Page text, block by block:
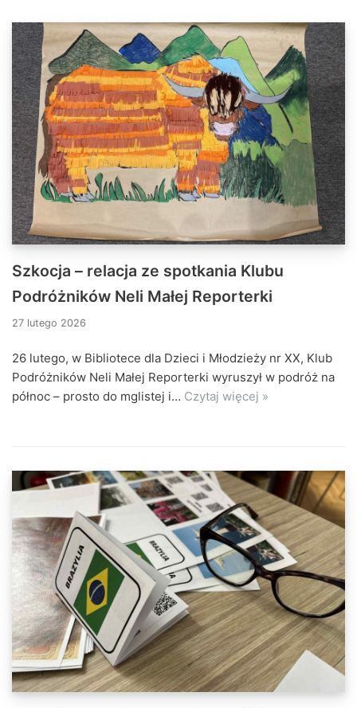
Szkocja – relacja ze spotkania Klubu
Podróżników Neli Małej Reporterki
27 lutego 2026
26 lutego, w Bibliotece dla Dzieci i Młodzieży nr XX, Klub
Podróżników Neli Małej Reporterki wyruszył w podróż na
północ – prosto do mglistej i… Czytaj więcej »